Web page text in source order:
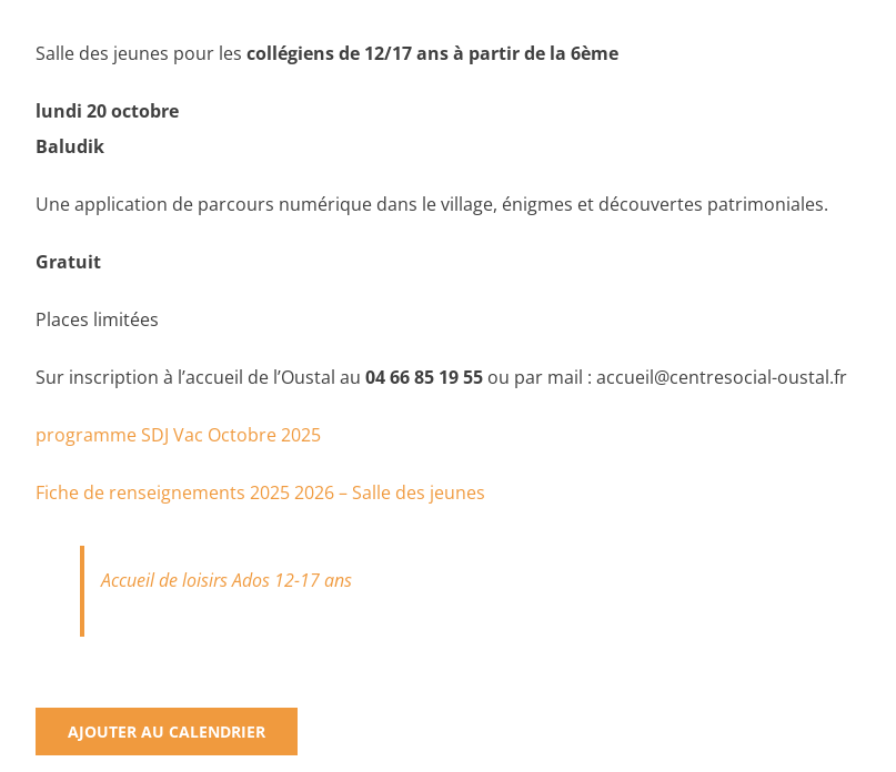
Salle des jeunes pour les collégiens de 12/17 ans à partir de la 6ème
lundi 20 octobre
Baludik
Une application de parcours numérique dans le village, énigmes et découvertes patrimoniales.
Gratuit
Places limitées
Sur inscription à l’accueil de l’Oustal au 04 66 85 19 55 ou par mail : accueil@centresocial-oustal.fr
programme SDJ Vac Octobre 2025
Fiche de renseignements 2025 2026 – Salle des jeunes
Accueil de loisirs Ados 12-17 ans
AJOUTER AU CALENDRIER